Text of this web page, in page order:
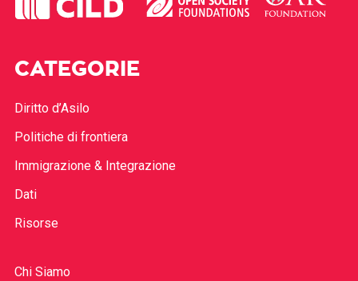
CATEGORIE
Diritto d’Asilo
Politiche di frontiera
Immigrazione & Integrazione
Dati
Risorse
Chi Siamo